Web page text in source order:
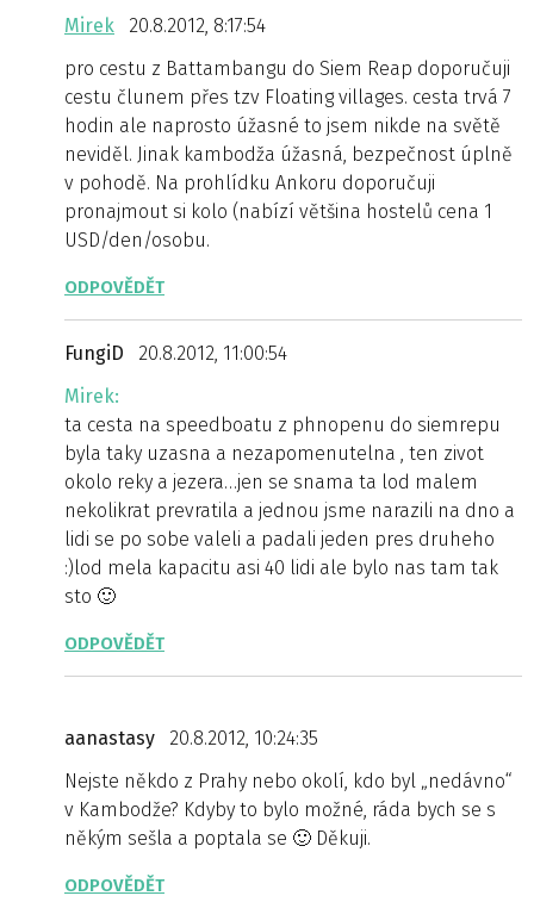
Mirek
20.8.2012, 8:17:54
pro cestu z Battambangu do Siem Reap doporučuji
cestu člunem přes tzv Floating villages. cesta trvá 7
hodin ale naprosto úžasné to jsem nikde na světě
neviděl. Jinak kambodža úžasná, bezpečnost úplně
v pohodě. Na prohlídku Ankoru doporučuji
pronajmout si kolo (nabízí většina hostelů cena 1
USD/den/osobu.
ODPOVĚDĚT
FungiD
20.8.2012, 11:00:54
Mirek:
ta cesta na speedboatu z phnopenu do siemrepu
byla taky uzasna a nezapomenutelna , ten zivot
okolo reky a jezera…jen se snama ta lod malem
nekolikrat prevratila a jednou jsme narazili na dno a
lidi se po sobe valeli a padali jeden pres druheho
:)lod mela kapacitu asi 40 lidi ale bylo nas tam tak
sto 🙂
ODPOVĚDĚT
aanastasy
20.8.2012, 10:24:35
Nejste někdo z Prahy nebo okolí, kdo byl „nedávno“
v Kambodže? Kdyby to bylo možné, ráda bych se s
někým sešla a poptala se 🙂 Děkuji.
ODPOVĚDĚT